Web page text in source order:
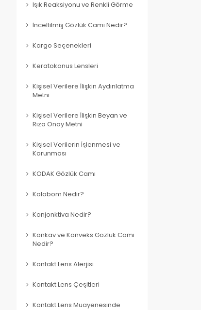
Işık Reaksiyonu ve Renkli Görme
İnceltilmiş Gözlük Camı Nedir?
Kargo Seçenekleri
Keratokonus Lensleri
Kişisel Verilere İlişkin Aydınlatma
Metni
Kişisel Verilere İlişkin Beyan ve
Rıza Onay Metni
Kişisel Verilerin İşlenmesi ve
Korunması
KODAK Gözlük Camı
Kolobom Nedir?
Konjonktiva Nedir?
Konkav ve Konveks Gözlük Camı
Nedir?
Kontakt Lens Alerjisi
Kontakt Lens Çeşitleri
Kontakt Lens Muayenesinde